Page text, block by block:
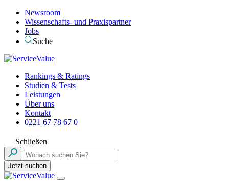
Newsroom
Wissenschafts- und Praxispartner
Jobs
Suche
Rankings & Ratings
Studien & Tests
Leistungen
Über uns
Kontakt
0221 67 78 67 0
Schließen
Jetzt suchen